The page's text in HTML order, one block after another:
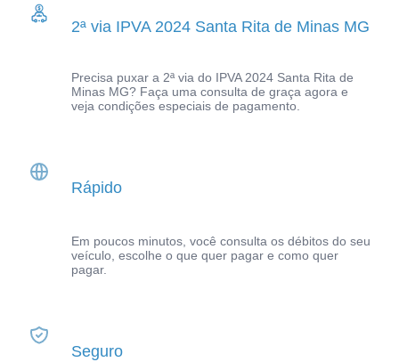
2ª via IPVA 2024 Santa Rita de Minas MG
Precisa puxar a 2ª via do IPVA 2024 Santa Rita de
Minas MG? Faça uma consulta de graça agora e
veja condições especiais de pagamento.
Rápido
Em poucos minutos, você consulta os débitos do seu
veículo, escolhe o que quer pagar e como quer
pagar.
Seguro